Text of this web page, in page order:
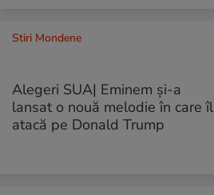
Stiri Mondene
Alegeri SUA| Eminem și-a
lansat o nouă melodie în care îl
atacă pe Donald Trump